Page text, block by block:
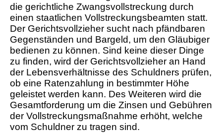
die gerichtliche Zwangsvollstreckung durch
einen staatlichen Vollstreckungsbeamten statt.
Der Gerichtsvollzieher sucht nach pfändbaren
Gegenständen und Bargeld, um den Gläubiger
bedienen zu können. Sind keine dieser Dinge
zu finden, wird der Gerichtsvollzieher an Hand
der Lebensverhältnisse des Schuldners prüfen,
ob eine Ratenzahlung in bestimmter Höhe
geleistet werden kann. Des Weiteren wird die
Gesamtforderung um die Zinsen und Gebühren
der Vollstreckungsmaßnahme erhöht, welche
vom Schuldner zu tragen sind.